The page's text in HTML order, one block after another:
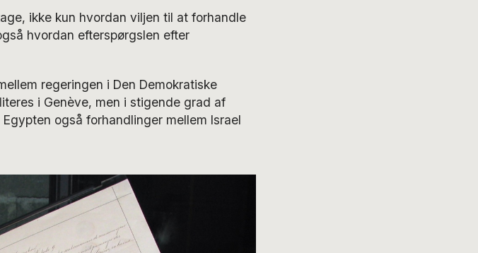
ikke kun hvordan viljen til at forhandle
hvordan efterspørgslen efter
regeringen i Den Demokratiske
i Genève, men i stigende grad af
også forhandlinger mellem Israel